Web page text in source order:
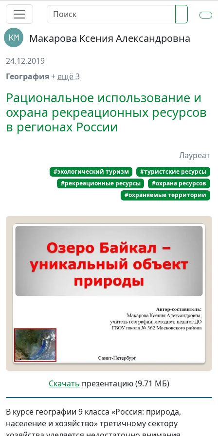
Макарова Ксения Александровна
24.12.2019
География+ ещё 3
Рациональное использование и
охрана рекреационных ресурсов
в регионах России
Лауреат
#экологический туризм
#туристские ресурсы
#рекреационные ресурсы
#охрана ресурсов
#охраняемые территории
Скачать презентацию (9.71 МБ)
В курсе географии 9 класса «Россия: природа,
население и хозяйство» третичному сектору